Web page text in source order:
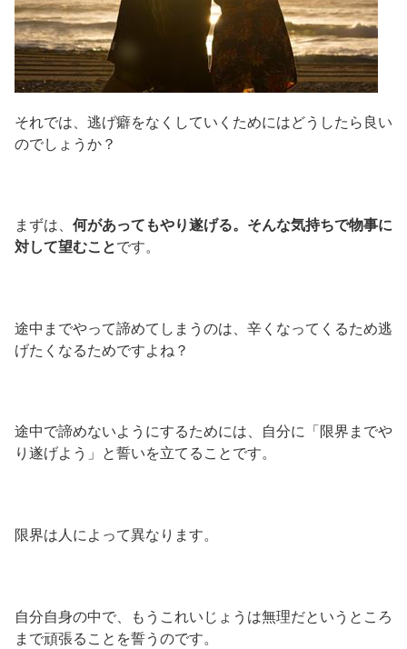
それでは、逃げ癖をなくしていくためにはどうしたら良い
のでしょうか？
まずは、 何があってもやり遂げる。そんな気持ちで物事に
対して望むことです。
途中までやって諦めてしまうのは、辛くなってくるため逃
げたくなるためですよね？
途中で諦めないようにするためには、自分に「限界までや
り遂げよう」と誓いを立てることです。
限界は人によって異なります。
自分自身の中で、もうこれいじょうは無理だというところ
まで頑張ることを誓うのです。